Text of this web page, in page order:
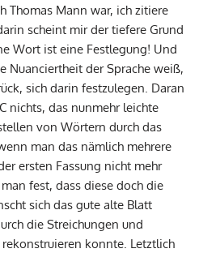
Thomas Mann war, ich zitiere
scheint mir der tiefere Grund
Wort ist eine Festlegung! Und
Nuanciertheit der Sprache weiß,
sich darin festzulegen. Daran
nichts, das nunmehr leichte
von Wörtern durch das
man das nämlich mehrere
ersten Fassung nicht mehr
fest, dass diese doch die
sich das gute alte Blatt
die Streichungen und
konnte. Letztlich